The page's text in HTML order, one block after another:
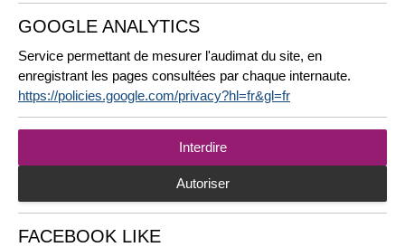
GOOGLE ANALYTICS
Service permettant de mesurer l'audimat du site, en
enregistrant les pages consultées par chaque internaute.
https://policies.google.com/privacy?hl=fr&gl=fr
Interdire
Autoriser
FACEBOOK LIKE